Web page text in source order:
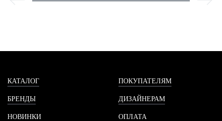
КАТАЛОГ
БРЕНДЫ
НОВИНКИ
ПОКУПАТЕЛЯМ
ДИЗАЙНЕРАМ
ОПЛАТА